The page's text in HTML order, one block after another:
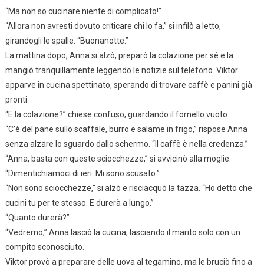
“Ma non so cucinare niente di complicato!”
“Allora non avresti dovuto criticare chi lo fa,” si infilò a letto,
girandogli le spalle. “Buonanotte.”
La mattina dopo, Anna si alzò, preparò la colazione per sé e la
mangiò tranquillamente leggendo le notizie sul telefono. Viktor
apparve in cucina spettinato, sperando di trovare caffè e panini già
pronti.
“E la colazione?” chiese confuso, guardando il fornello vuoto.
“C’è del pane sullo scaffale, burro e salame in frigo,” rispose Anna
senza alzare lo sguardo dallo schermo. “Il caffè è nella credenza.”
“Anna, basta con queste sciocchezze,” si avvicinò alla moglie.
“Dimentichiamoci di ieri. Mi sono scusato.”
“Non sono sciocchezze,” si alzò e risciacquò la tazza. “Ho detto che
cucini tu per te stesso. E durerà a lungo.”
“Quanto durerà?”
“Vedremo,” Anna lasciò la cucina, lasciando il marito solo con un
compito sconosciuto.
Viktor provò a preparare delle uova al tegamino, ma le bruciò fino a